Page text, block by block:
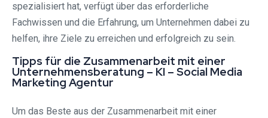
spezialisiert hat, verfügt über das erforderliche
Fachwissen und die Erfahrung, um Unternehmen dabei zu
helfen, ihre Ziele zu erreichen und erfolgreich zu sein.
Tipps für die Zusammenarbeit mit einer
Unternehmensberatung – KI – Social Media
Marketing Agentur
Um das Beste aus der Zusammenarbeit mit einer